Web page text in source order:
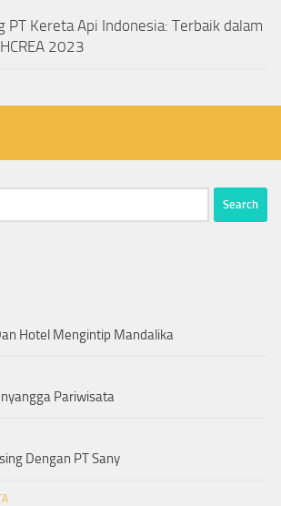
PT Kereta Api Indonesia: Terbaik dalam
2023
Hotel Mengintip Mandalika
Pariwisata
Dengan PT Sany